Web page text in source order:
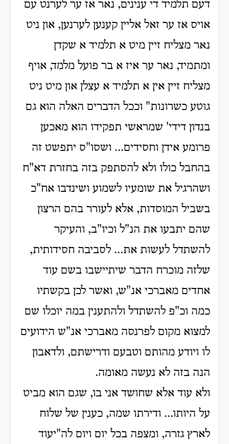
דעם תלמיד די ענינים, נאר אז ער לערנט עם
אויס אז ער זאל אליין קענען לערנען, און ניט
נאר מצליח זיין מיט א תלמיד א שקדן
ומתמיד, נאר ער איז א בר פועל מלמד, אויף
מצליח זיין אין א תלמיד א עצלן און מיט ניט
גוטע כשרונות" וככל הדברים האלה הוא גם
בנדון דידי' שמראשי תפקידו הוא מאכען
פרומע אידן וחסידים... ושסו"ס יתפשט זה
בהחבל כולו ולא להסתפק בזה בחזרת דא"ח
ושהרגיל את שומעיו לשמוע ושינדבו אח"כ
בשביל המוסדות, אלא לעורר בהם הרצון
שהם יתבעו את הנ"ל וכיו"ב, והעיקר
להשתדל לעשות את... לסביבה חסידותית,
שלזה מוכרח הדבר שיתיישבו בשם עוד
אחדים מאברכי אנ"ש, ואשר לכן בקשתיו
כמה וכ"פ להשתדל ולהתענין במה יוכלו שם
למצוא מקום לפרנסה מאברכי אנ"ש הידועים
לו ויודע מהותם וטבעם ודרישתם, ולדאבון
הנה בזה לא נעשה מאומה.
ולא עוד אלא שחושד אני בו, שגם הוא מביט
על היותו... ודירתו שמה, כענין של שלוח
לארץ גזרה, ומצפה בכל יום ויום לה"יעוד